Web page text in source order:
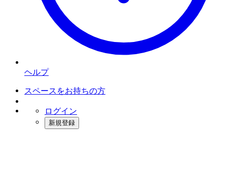
ヘルプ
スペースをお持ちの方
ログイン
新規登録